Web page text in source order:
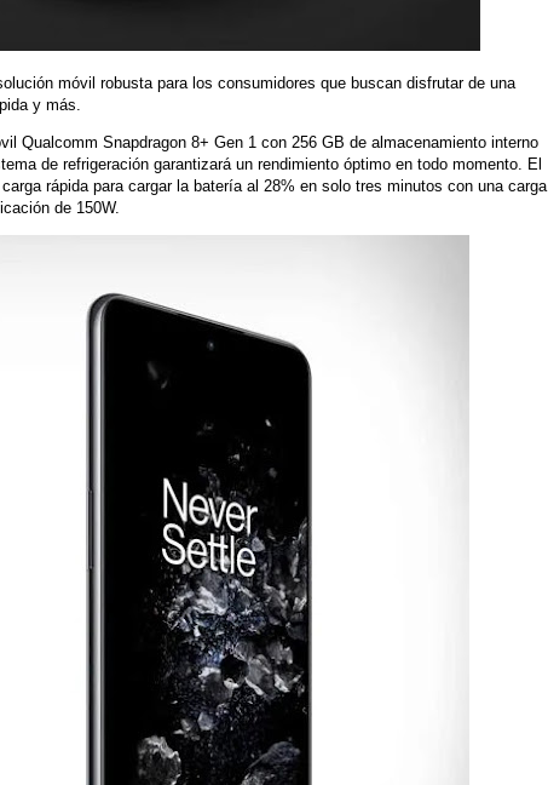
móvil robusta para los consumidores que buscan disfrutar de una
y más.
Qualcomm Snapdragon 8+ Gen 1 con 256 GB de almacenamiento interno
de refrigeración garantizará un rendimiento óptimo en todo momento. El
rápida para cargar la batería al 28% en solo tres minutos con una carga
de 150W.